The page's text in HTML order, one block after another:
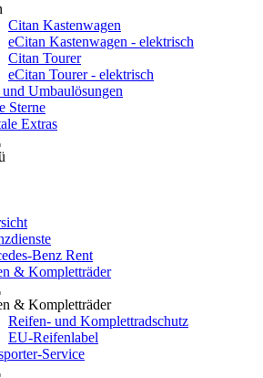
Citan Kastenwagen
eCitan Kastenwagen - elektrisch
Citan Tourer
eCitan Tourer - elektrisch
Umbaulösungen
Sterne
Extras
Benz Rent
& Kompletträder
& Kompletträder
Reifen- und Komplettradschutz
EU-Reifenlabel
Service